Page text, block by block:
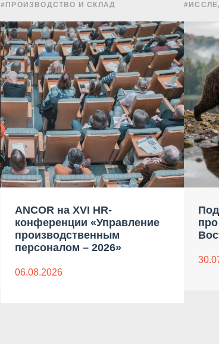
#ПРОИЗВОДСТВО И СКЛАД
ANCOR на XVI HR-
конференции «Управление
производственным
персоналом – 2026»
06.08.2026